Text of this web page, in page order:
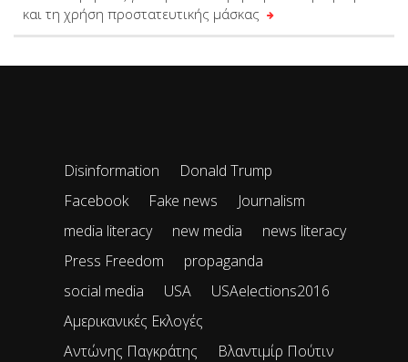
και τη χρήση προστατευτικής μάσκας
Disinformation
Donald Trump
Facebook
Fake news
Journalism
media literacy
new media
news literacy
Press Freedom
propaganda
social media
USA
USAelections2016
Αμερικανικές Εκλογές
Αντώνης Παγκράτης
Βλαντιμίρ Πούτιν